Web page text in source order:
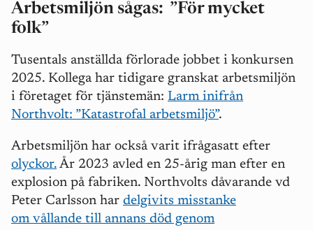
Arbetsmiljön sågas: ”För mycket
folk”
Tusentals anställda förlorade jobbet i konkursen
2025. Kollega har tidigare granskat arbetsmiljön
i företaget för tjänstemän: Larm inifrån
Northvolt: ”Katastrofal arbetsmiljö”.
Arbetsmiljön har också varit ifrågasatt efter
olyckor. År 2023 avled en 25-årig man efter en
explosion på fabriken. Northvolts dåvarande vd
Peter Carlsson har delgivits misstanke
om vållande till annans död genom